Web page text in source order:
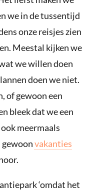
we in de tussentijd
onze reisjes zien
Meestal kijken we
we willen doen
doen we niet.
of gewoon een
bleek dat we een
meermaals
gewoonvakanties
‘omdat het